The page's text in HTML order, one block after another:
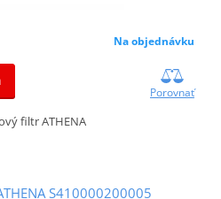
Na objednávku
Porovnať
filtr ATHENA
S410000200005